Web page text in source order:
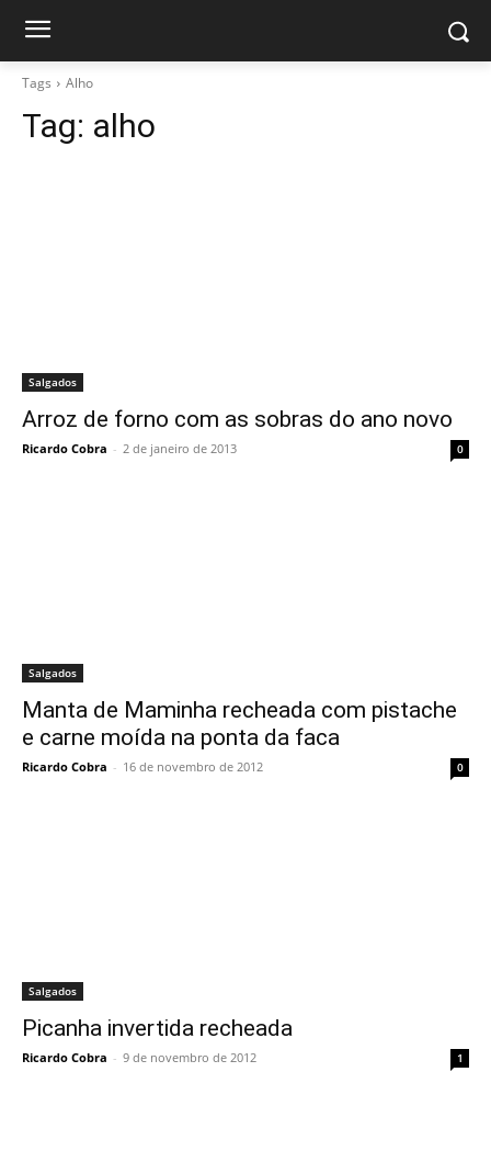
Tags Alho
Tag: alho
Salgados
Arroz de forno com as sobras do ano novo
Ricardo Cobra - 2 de janeiro de 2013 0
Salgados
Manta de Maminha recheada com pistache
e carne moída na ponta da faca
Ricardo Cobra - 16 de novembro de 2012 0
Salgados
Picanha invertida recheada
Ricardo Cobra - 9 de novembro de 2012 1